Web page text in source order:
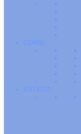
CORSI
ESTERO